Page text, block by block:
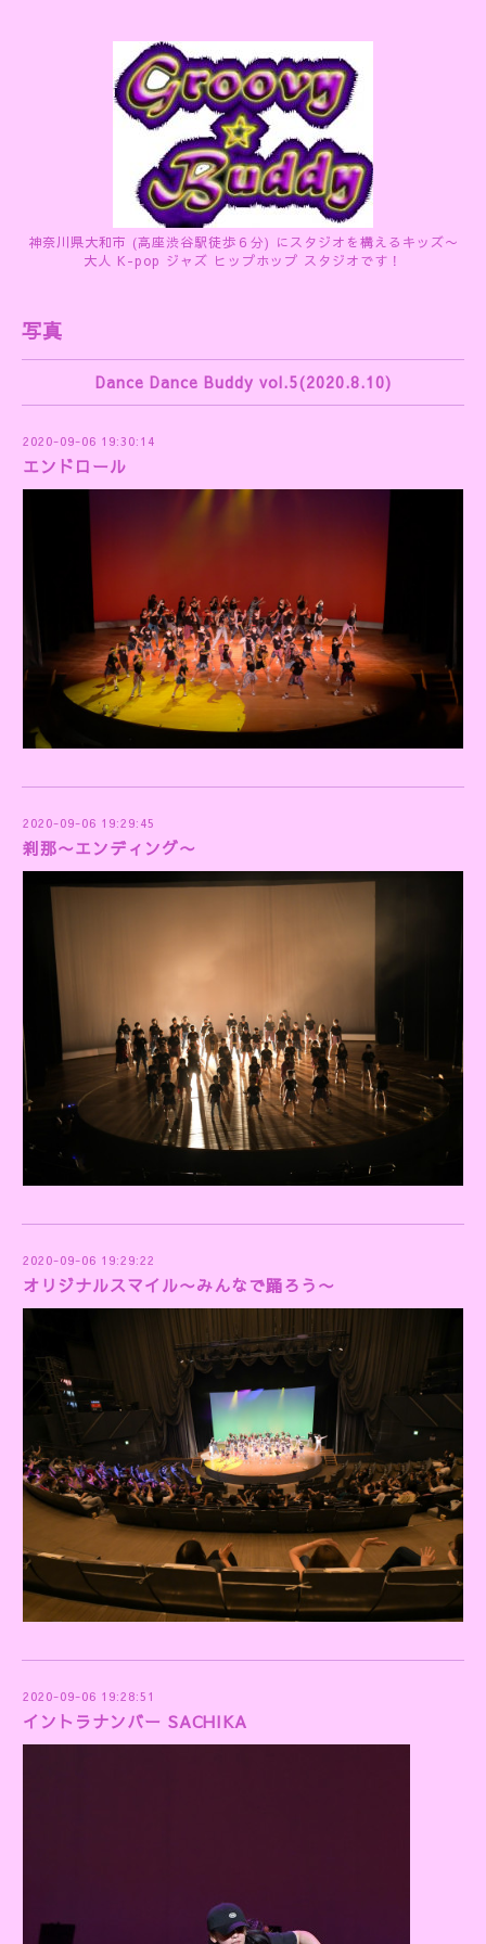
神奈川県大和市 (高座渋谷駅徒歩６分) にスタジオを構えるキッズ〜
大人 K-pop ジャズ ヒップホップ スタジオです！
写真
Dance Dance Buddy vol.5(2020.8.10)
2020-09-06 19:30:14
エンドロール
2020-09-06 19:29:45
刹那〜エンディング〜
2020-09-06 19:29:22
オリジナルスマイル〜みんなで踊ろう〜
2020-09-06 19:28:51
イントラナンバー SACHIKA